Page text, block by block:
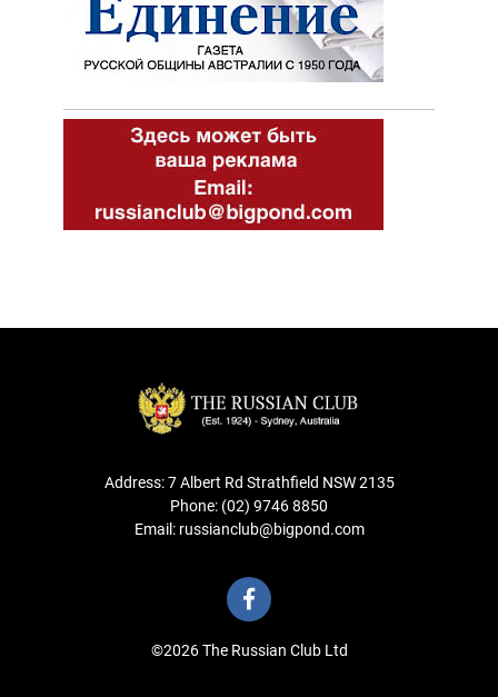
Address: 7 Albert Rd Strathfield NSW 2135
Phone: (02) 9746 8850
Email: russianclub@bigpond.com
©2026 The Russian Club Ltd